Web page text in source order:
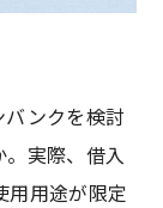
ンクを検討
実際、借入
用用途が限定